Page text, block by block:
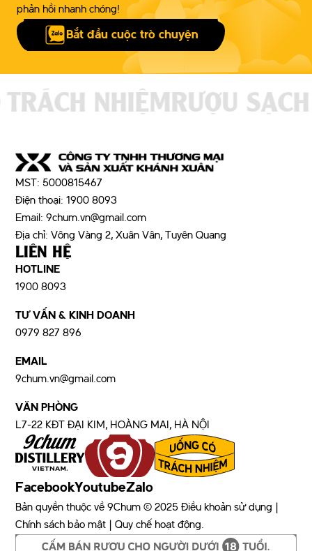
phản hồi nhanh chóng!
Bắt đầu cuộc trò chuyện
NHIỆM RƯỢU SẠCH
FacebookYoutubeZalo
Bản quyền thuộc về 9Chum © 2025 Điều khoản sử dụng |
Chính sách bảo mật | Quy chế hoạt động.
MST: 5000815467
Điện thoại: 1900 8093
Email: 9chum.vn@gmail.com
Địa chỉ: Vông Vàng 2, Xuân Vân, Tuyên Quang
LIÊN HỆ
HOTLINE
1900 8093
TƯ VẤN & KINH DOANH
0979 827 896
EMAIL
9chum.vn@gmail.com
VĂN PHÒNG
L7-22 KĐT ĐẠI KIM, HOÀNG MAI, HÀ NỘI